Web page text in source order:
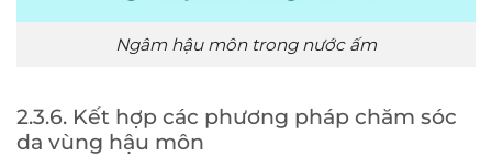
Ngâm hậu môn trong nước ấm
2.3.6. Kết hợp các phương pháp chăm sóc
da vùng hậu môn